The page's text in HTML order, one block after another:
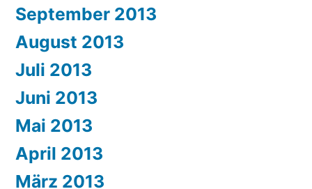
September 2013
August 2013
Juli 2013
Juni 2013
Mai 2013
April 2013
März 2013